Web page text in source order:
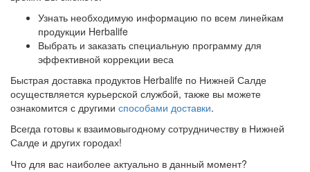
Узнать необходимую информацию по всем линейкам
продукции Herbalife
Выбрать и заказать специальную программу для
эффективной коррекции веса
Быстрая доставка продуктов Herbalife по Нижней Салде
осуществляется курьерской службой, также вы можете
ознакомится с другими способами доставки.
Всегда готовы к взаимовыгодному сотрудничеству в Нижней
Салде и других городах!
Что для вас наиболее актуально в данный момент?